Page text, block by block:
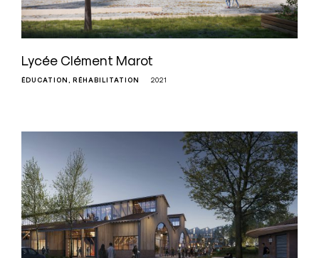
Lycée Clément Marot
ÉDUCATION RÉHABILITATION 2021